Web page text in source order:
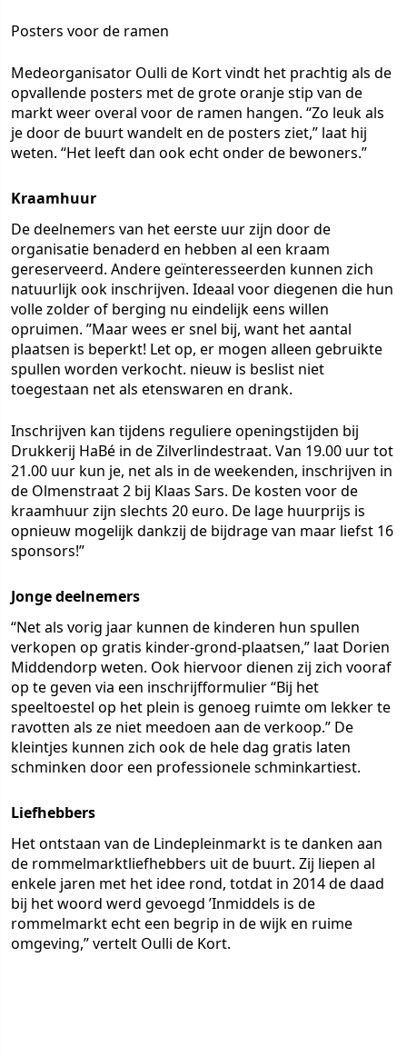
Posters voor de ramen
Medeorganisator Oulli de Kort vindt het prachtig als de
opvallende posters met de grote oranje stip van de
markt weer overal voor de ramen hangen. “Zo leuk als
je door de buurt wandelt en de posters ziet,” laat hij
weten. “Het leeft dan ook echt onder de bewoners.”
Kraamhuur
De deelnemers van het eerste uur zijn door de
organisatie benaderd en hebben al een kraam
gereserveerd. Andere geïnteresseerden kunnen zich
natuurlijk ook inschrijven. Ideaal voor diegenen die hun
volle zolder of berging nu eindelijk eens willen
opruimen. ”Maar wees er snel bij, want het aantal
plaatsen is beperkt! Let op, er mogen alleen gebruikte
spullen worden verkocht. nieuw is beslist niet
toegestaan net als etenswaren en drank.
Inschrijven kan tijdens reguliere openingstijden bij
Drukkerij HaBé in de Zilverlindestraat. Van 19.00 uur tot
21.00 uur kun je, net als in de weekenden, inschrijven in
de Olmenstraat 2 bij Klaas Sars. De kosten voor de
kraamhuur zijn slechts 20 euro. De lage huurprijs is
opnieuw mogelijk dankzij de bijdrage van maar liefst 16
sponsors!”
Jonge deelnemers
“Net als vorig jaar kunnen de kinderen hun spullen
verkopen op gratis kinder-grond-plaatsen,” laat Dorien
Middendorp weten. Ook hiervoor dienen zij zich vooraf
op te geven via een inschrijfformulier “Bij het
speeltoestel op het plein is genoeg ruimte om lekker te
ravotten als ze niet meedoen aan de verkoop.” De
kleintjes kunnen zich ook de hele dag gratis laten
schminken door een professionele schminkartiest.
Liefhebbers
Het ontstaan van de Lindepleinmarkt is te danken aan
de rommelmarktliefhebbers uit de buurt. Zij liepen al
enkele jaren met het idee rond, totdat in 2014 de daad
bij het woord werd gevoegd ’Inmiddels is de
rommelmarkt echt een begrip in de wijk en ruime
omgeving,” vertelt Oulli de Kort.